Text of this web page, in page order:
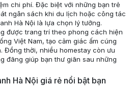
chi phí. Đặc biệt với những bạn trẻ
ngân sách khi du lịch hoặc công tác
Hà Nội là lựa chọn lý tưởng.
được trang trí theo phong cách hiện
Việt Nam, tạo cảm giác ấm cúng
Đồng thời, nhiều homestay còn ưu
đãng giúp bạn thư giãn sau những
Hà Nội giá rẻ nổi bật bạn